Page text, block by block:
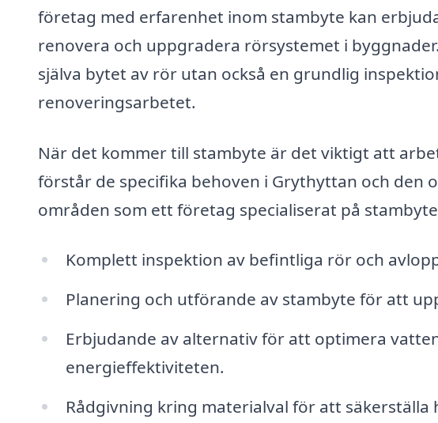
företag med erfarenhet inom stambyte kan
renovera och uppgradera rörsystemet i
själva bytet av rör utan också en grundlig
renoveringsarbetet.
När det kommer till stambyte är det viktigt att
förstår de specifika behoven i Grythyttan och den
områden som ett företag specialiserat på
Komplett inspektion av befintliga rör och
Planering och utförande av stambyte för att
Erbjudande av alternativ för att optimera
energieffektiviteten.
Rådgivning kring materialval för att